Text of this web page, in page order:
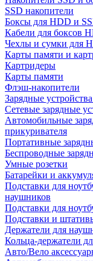
SSD накопители
Боксы для HDD и
Кабели для боксов
Чехлы и сумки для
Карты памяти и
Картридеры
Карты памяти
Флэш-накопители
Зарядные
Сетевые зарядные
Автомобильные
прикуривателя
Портативные
Беспроводные
Умные розетки
Батарейки и
Подставки для
наушников
Подставки для
Подставки и
Держатели для
Кольца-держатели
Авто/Вело